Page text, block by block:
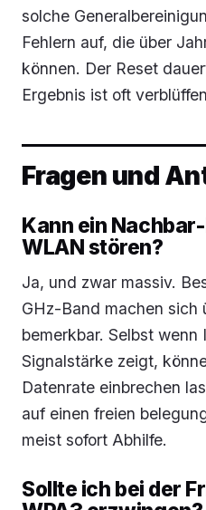
solche
Fehlern auf, die über
können. Der Reset
Ergebnis ist oft
Fragen und
Kann ein
WLAN stören?
Ja, und zwar massiv.
GHz-Band machen sich
bemerkbar. Selbst
Signalstärke zeigt,
Datenrate einbrechen
auf einen freien
meist sofort Abhilfe.
Sollte ich bei der